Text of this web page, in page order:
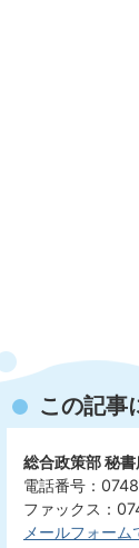
この記事
総合政策部 秘書
電話番号：
ファックス：
メールフォー